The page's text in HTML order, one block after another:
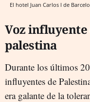
El hotel Juan Carlos I de
Voz
palestina
Durante los últimos
influyentes de
era galante de la